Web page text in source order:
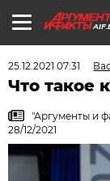
25.12.2021 07:31
Что такое
"Аргументы и
28/12/2021